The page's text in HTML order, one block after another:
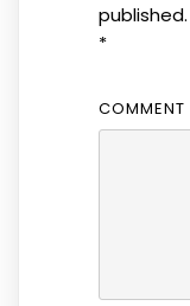
published.
*
COMMENT